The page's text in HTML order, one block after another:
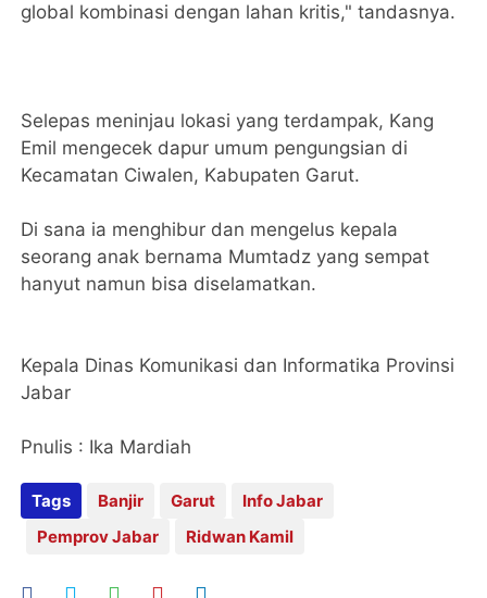
global kombinasi dengan lahan kritis," tandasnya.
Selepas meninjau lokasi yang terdampak, Kang
Emil mengecek dapur umum pengungsian di
Kecamatan Ciwalen, Kabupaten Garut.
Di sana ia menghibur dan mengelus kepala
seorang anak bernama Mumtadz yang sempat
hanyut namun bisa diselamatkan.
Kepala Dinas Komunikasi dan Informatika Provinsi
Jabar
Pnulis : Ika Mardiah
Tags Banjir Garut
Info Jabar
Pemprov Jabar
Ridwan Kamil